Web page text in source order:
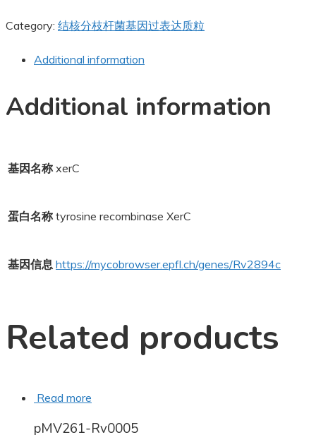
Category: 结核分枝杆菌基因过表达质粒
Additional information
Additional information
基因名称 xerC
蛋白名称 tyrosine recombinase XerC
基因信息 https://mycobrowser.epfl.ch/genes/Rv2894c
Related products
Read more
pMV261-Rv0005